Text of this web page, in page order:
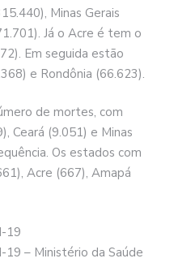
Minas Gerais
Já o Acre é tem o
Em seguida estão
e Rondônia (66.623).
de mortes, com
Ceará (9.051) e Minas
Os estados com
Acre (667), Amapá
19
– Ministério da Saúde